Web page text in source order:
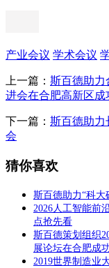
产业会议 学术会议
上一篇： 斯百德助力
进会在合肥高新区成
下一篇： 斯百德助力
会
猜你喜欢
斯百德助力“科
2026人工智能前
点抢先看
斯百德策划组织
展论坛在合肥成
2019世界制造业